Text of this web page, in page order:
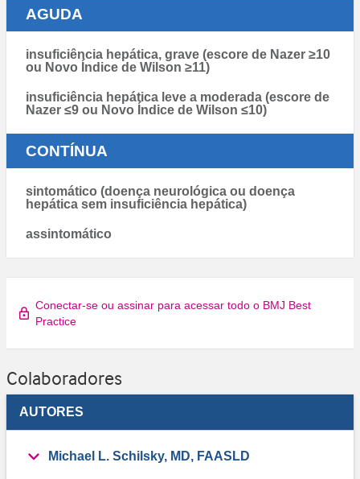
AGUDA
insuficiência hepática, grave (escore de Nazer ≥10
ou Novo Índice de Wilson ≥11)
insuficiência hepática leve a moderada (escore de
Nazer ≤9 ou Novo Índice de Wilson ≤10)
CONTÍNUA
sintomático (doença neurológica ou doença
hepática sem insuficiência hepática)
assintomático
Conectar-se ou assinar para acessar todo o BMJ Best
Practice
Colaboradores
AUTORES
Michael L. Schilsky, MD, FAASLD